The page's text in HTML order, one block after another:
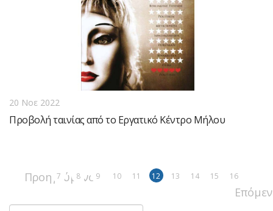
20 Νοε 2022
Προβολή ταινίας από το Εργατικό Κέντρο Μήλου
Προηγούμενο
7 8 9 10 11 12 13 14 15 16